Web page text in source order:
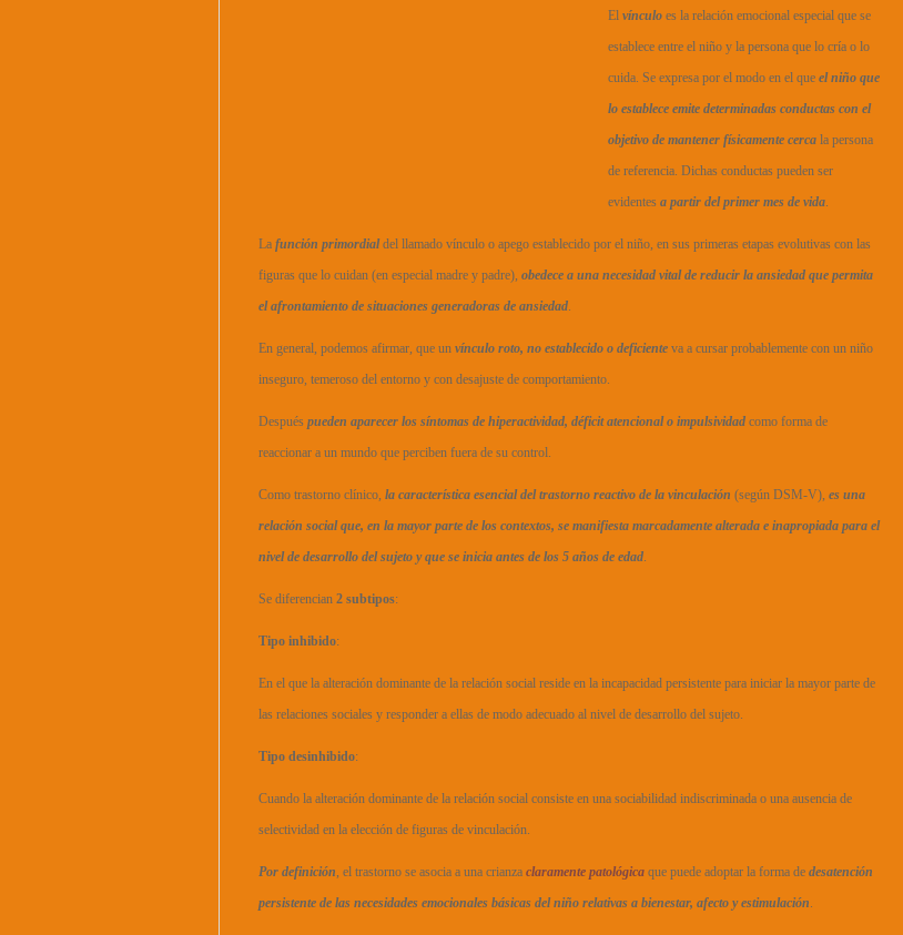
El vínculo es la relación emocional especial que se
establece entre el niño y la persona que lo cría o lo
cuida. Se expresa por el modo en el que el niño que
lo establece emite determinadas conductas con el
objetivo de mantener físicamente cerca la persona
de referencia. Dichas conductas pueden ser
evidentes a partir del primer mes de vida.
La función primordial del llamado vínculo o apego establecido por el niño, en sus primeras etapas evolutivas con las
figuras que lo cuidan (en especial madre y padre), obedece a una necesidad vital de reducir la ansiedad que permita
el afrontamiento de situaciones generadoras de ansiedad.
En general, podemos afirmar, que un vínculo roto, no establecido o deficiente va a cursar probablemente con un niño
inseguro, temeroso del entorno y con desajuste de comportamiento.
Después pueden aparecer los síntomas de hiperactividad, déficit atencional o impulsividad como forma de
reaccionar a un mundo que perciben fuera de su control.
Como trastorno clínico, la característica esencial del trastorno reactivo de la vinculación (según DSM-V), es una
relación social que, en la mayor parte de los contextos, se manifiesta marcadamente alterada e inapropiada para el
nivel de desarrollo del sujeto y que se inicia antes de los 5 años de edad.
Se diferencian 2 subtipos:
Tipo inhibido:
En el que la alteración dominante de la relación social reside en la incapacidad persistente para iniciar la mayor parte de
las relaciones sociales y responder a ellas de modo adecuado al nivel de desarrollo del sujeto.
Tipo desinhibido:
Cuando la alteración dominante de la relación social consiste en una sociabilidad indiscriminada o una ausencia de
selectividad en la elección de figuras de vinculación.
Por definición, el trastorno se asocia a una crianza claramente patológica que puede adoptar la forma de desatención
persistente de las necesidades emocionales básicas del niño relativas a bienestar, afecto y estimulación.